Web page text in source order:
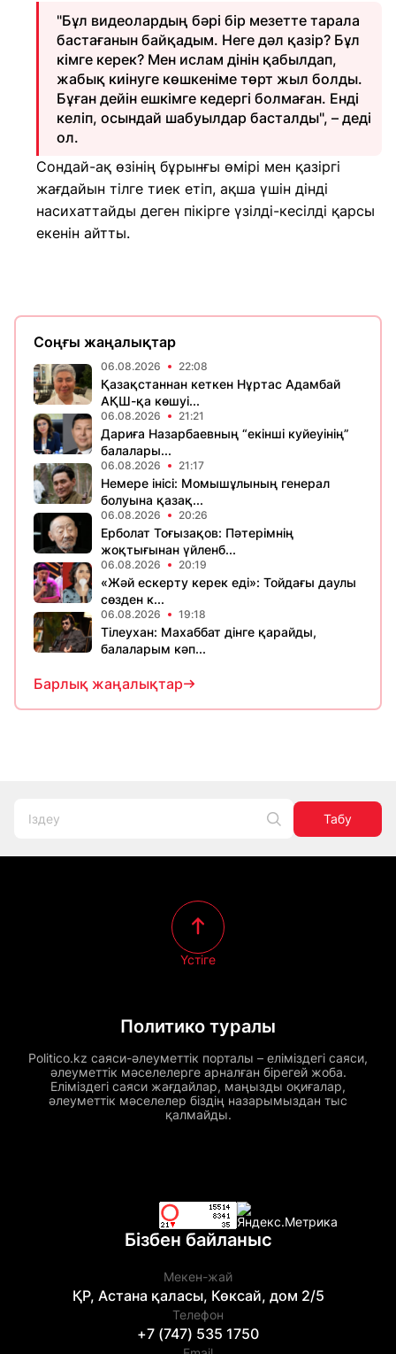
"Бұл видеолардың бәрі бір мезетте тарала
бастағанын байқадым. Неге дәл қазір? Бұл
кімге керек? Мен ислам дінін қабылдап,
жабық киінуге көшкеніме төрт жыл болды.
Бұған дейін ешкімге кедергі болмаған. Енді
келіп, осындай шабуылдар басталды", – деді
ол.
Сондай-ақ өзінің бұрынғы өмірі мен қазіргі
жағдайын тілге тиек етіп, ақша үшін дінді
насихаттайды деген пікірге үзілді-кесілді қарсы
екенін айтты.
Соңғы жаңалықтар
06.08.2026 22:08
Қазақстаннан кеткен Нұртас Адамбай
АҚШ-қа көшуі...
06.08.2026 21:21
Дариға Назарбаевның “екінші куйеуінің”
балалары...
06.08.2026 21:17
Немере інісі: Момышұлының генерал
болуына қазақ...
06.08.2026 20:26
Ерболат Тоғызақов: Пәтерімнің
жоқтығынан үйленб...
06.08.2026 20:19
«Жәй ескерту керек еді»: Тойдағы даулы
сөзден к...
06.08.2026 19:18
Тілеухан: Махаббат дінге қарайды,
балаларым кәп...
Барлық жаңалықтар
Табу
Политико туралы
Politico.kz саяси-әлеуметтік порталы – еліміздегі саяси,
әлеуметтік мәселелерге арналған бірегей жоба.
Еліміздегі саяси жағдайлар, маңызды оқиғалар,
әлеуметтік мәселелер біздің назарымыздан тыс
қалмайды.
Үстіге
Бізбен байланыс
Мекен-жай
ҚР, Астана қаласы, Көксай, дом 2/5
Телефон
+7 (747) 535 1750